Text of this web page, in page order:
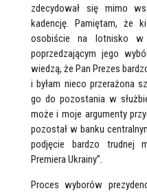
zdecydował się mimo
kadencję. Pamiętam, że
osobiście na lotnisko
poprzedzającym jego
wiedzą, że Pan Prezes
i byłam nieco przerażona
go do pozostania w
może i moje argumenty
pozostał w banku
podjęcie bardzo trudnej
Premiera Ukrainy”.
Proces wyborów